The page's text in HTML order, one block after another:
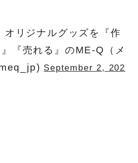
リジナルグッズを『作
『売れる』のME-Q（メ
September 2, 202